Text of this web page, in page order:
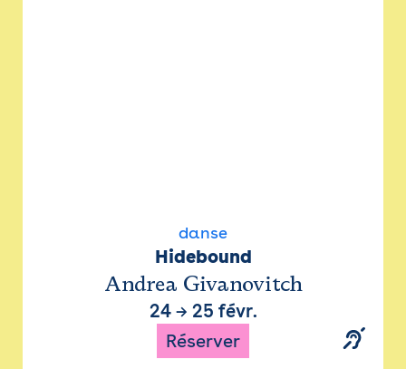
danse
Hidebound
Andrea Givanovitch
24→ 25 févr.
Réserver